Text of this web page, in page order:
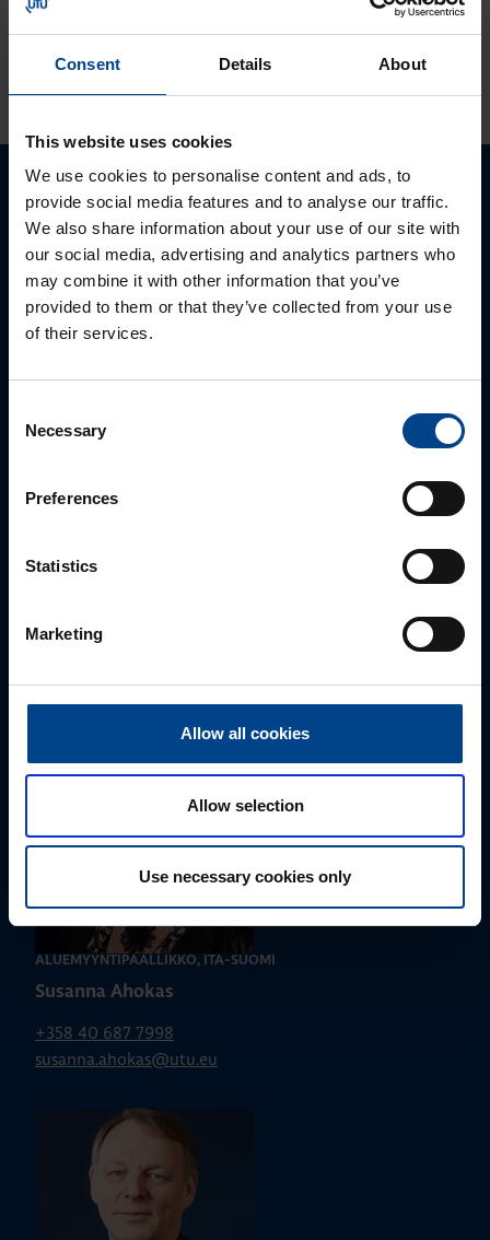
Consent Details About
This website uses cookies
We use cookies to personalise content and ads, to
provide social media features and to analyse our traffic.
We also share information about your use of our site with
our social media, advertising and analytics partners who
may combine it with other information that you’ve
provided to them or that they’ve collected from your use
of their services.
Selection
Necessary
Preferences
Statistics
Marketing
Allow all cookies
Allow selection
Use necessary cookies only
KATSO LISÄÄ ARTIKKELEITA
Ota yhteyttä!
Autamme mielellämme, jotta löydämme sinulle
parhaan ratkaisun. Otathan yhteyttä puhelimitse,
sähköpostitse tai verkkolomakkeen kautta.
jussi.pernaa@utu.eu
ALUEMYYNTIPÄÄLLIKKÖ, ITÄ-SUOMI
Susanna Ahokas
+358 40 687 7998
susanna.ahokas@utu.eu